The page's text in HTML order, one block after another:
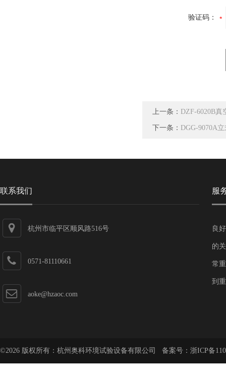
验证码：
上一条： DZF-6020B真
下一条： DGG-9070A
联系我们
杭州市临平区顺风路516号
0571-81110661
aoke@hzaoc.com
服
良
的
常
到
©2026 版权所有：杭州奥科环境试验设备有限公司 备案号： 浙ICP备